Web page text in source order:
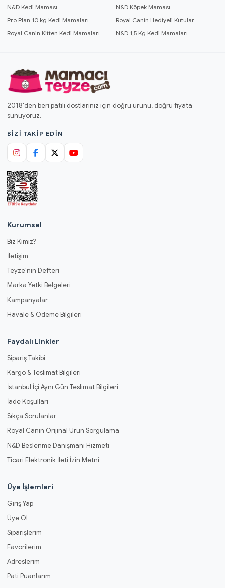
N&D Kedi Maması
N&D Köpek Maması
Pro Plan 10 kg Kedi Mamaları
Royal Canin Hediyeli Kutular
Royal Canin Kitten Kedi Mamaları
N&D 1,5 Kg Kedi Mamaları
2018'den beri patili dostlarınız için doğru ürünü, doğru fiyata
sunuyoruz.
BIZI TAKIP EDIN
Kurumsal
Biz Kimiz?
İletişim
Teyze'nin Defteri
Marka Yetki Belgeleri
Kampanyalar
Havale & Ödeme Bilgileri
Faydalı Linkler
Sipariş Takibi
Kargo & Teslimat Bilgileri
İstanbul İçi Aynı Gün Teslimat Bilgileri
İade Koşulları
Sıkça Sorulanlar
Royal Canin Orijinal Ürün Sorgulama
N&D Beslenme Danışmanı Hizmeti
Ticari Elektronik İleti İzin Metni
Üye İşlemleri
Giriş Yap
Üye Ol
Siparişlerim
Favorilerim
Adreslerim
Pati Puanlarım